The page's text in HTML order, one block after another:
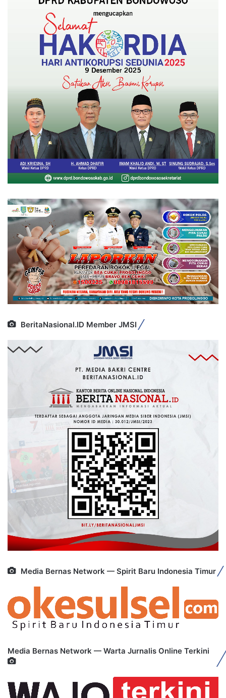
BeritaNasional.ID Member JMSI
Media Bernas Network — Spirit Baru Indonesia Timur
Media Bernas Network — Warta Jurnalis Online Terkini